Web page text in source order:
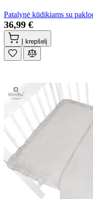
Patalynė kūdikiams su
36,99 €
Į krepšelį